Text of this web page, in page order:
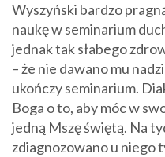
Wyszyński bardzo
naukę w seminarium
jednak tak słabego
– że nie dawano mu
ukończy seminarium.
Boga o to, aby móc w
jedną Mszę świętą. Na
zdiagnozowano u niego